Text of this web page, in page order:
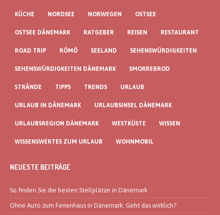
KÜCHE NORDSEE NORWEGEN OSTSEE
OSTSEE DÄNEMARK RATGEBER REISEN RESTAURANT
ROAD TRIP RÖMÖ SEELAND SEHENSWÜRDIGKEITEN
SEHENSWÜRDIGKEITEN DÄNEMARK SMORREBROD
STRÄNDE TIPPS TRENDS URLAUB
URLAUB IN DÄNEMARK URLAUBSINSEL DÄNEMARK
URLAUBSREGION DÄNEMARK WESTKÜSTE WISSEN
WISSENSWERTES ZUM URLAUB WOHNMOBIL
NEUESTE BEITRÄGE
So finden Sie die besten Stellplätze in Dänemark
Ohne Auto zum Ferienhaus in Dänemark: Geht das wirklich?